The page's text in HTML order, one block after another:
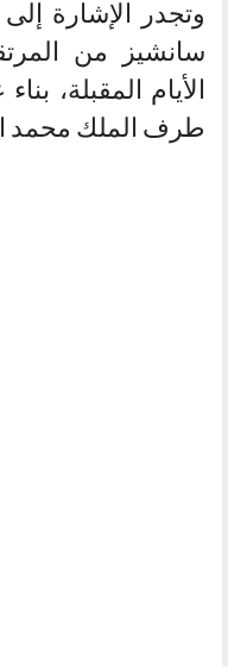
وتجدر الإشارة
سانشيز من
الأيام المقبلة،
طرف الملك محمد